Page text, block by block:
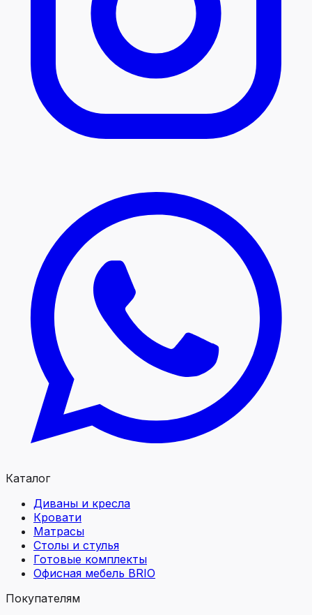
Каталог
Диваны и кресла
Кровати
Матрасы
Столы и стулья
Готовые комплекты
Офисная мебель BRIO
Покупателям